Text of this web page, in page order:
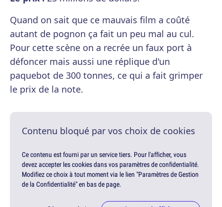
Quand on sait que ce mauvais film a coûté
autant de pognon ça fait un peu mal au cul.
Pour cette scène on a recrée un faux port à
défoncer mais aussi une réplique d'un
paquebot de 300 tonnes, ce qui a fait grimper
le prix de la note.
Contenu bloqué par vos choix de cookies
Ce contenu est fourni par un service tiers. Pour l'afficher, vous
devez accepter les cookies dans vos paramètres de confidentialité.
Modifiez ce choix à tout moment via le lien "Paramètres de Gestion
de la Confidentialité" en bas de page.